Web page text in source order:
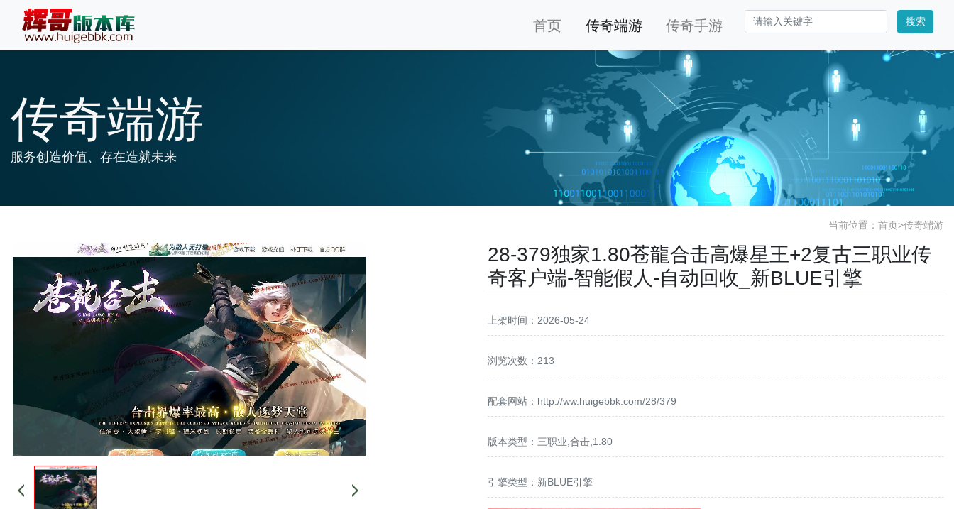
首页 传奇端游 传奇手游 搜索
传奇端游
服务创造价值、存在造就未来
当前位置： 首页>传奇端游
28-379独家1.80苍龍合击高爆星王+2复古三职业传
奇客户端-智能假人-自动回收_新BLUE引擎
上架时间：2026-05-24
浏览次数：213
配套网站： http://ww.huigebbk.com/28/379
版本类型：三职业,合击,1.80
引擎类型：新BLUE引擎